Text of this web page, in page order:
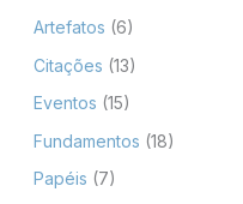
Artefatos (6)
Citações (13)
Eventos (15)
Fundamentos (18)
Papéis (7)